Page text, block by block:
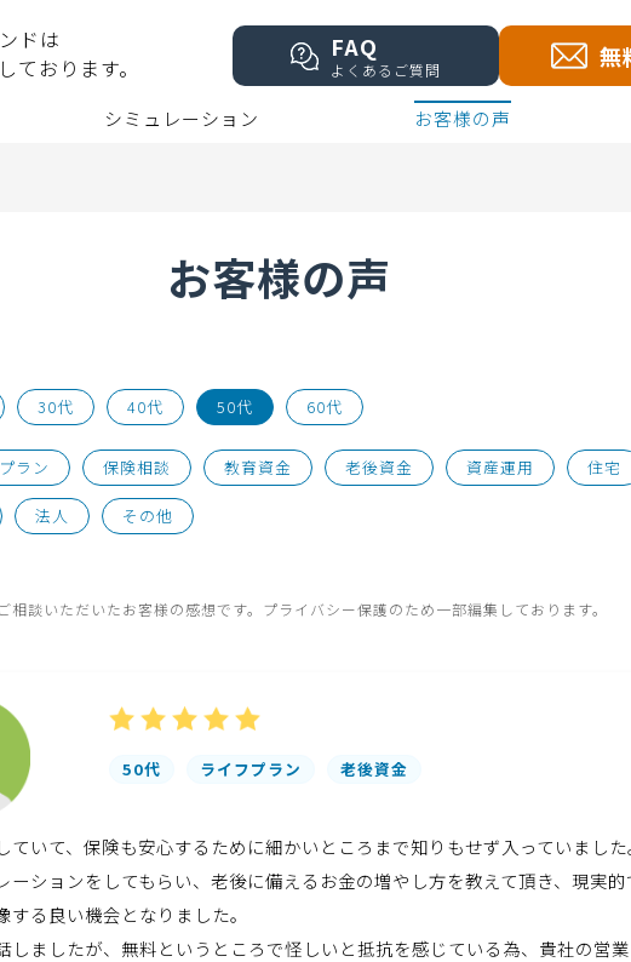
ドは
ております。
FAQ
よくあるご質問 無
シミュレーション お客様の声
お客様の声
30代 40代 50代 60代
ラン 保険相談 教育資金 老後資金 資産運用 住宅
法人 その他
相談いただいたお客様の感想です。プライバシー保護のため一部編集しております。
50代 ライフプラン 老後資金
ていて、保険も安心するために細かいところまで知りもせず入っていました
ーションをしてもらい、老後に備えるお金の増やし方を教えて頂き、現実的
する良い機会となりました。
しましたが、無料というところで怪しいと抵抗を感じている為、貴社の営